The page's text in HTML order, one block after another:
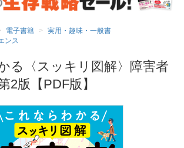
電子書籍
実用・趣味・一般書
ンス
る〈スッキリ図解〉障害者
2版【PDF版】